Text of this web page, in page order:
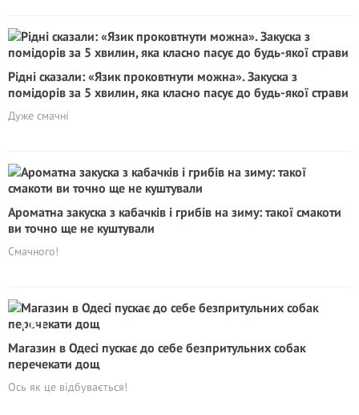
Рідні сказали: «Язик проковтнути можна». Закуска з
помідорів за 5 хвилин, яка класно пасує до будь-якої страви
Дуже смачні
Ароматна закуска з кабачків і грибів на зиму: такої смакоти
ви точно ще не куштували
Смачного!
Магазин в Одесі пускає до себе безпритульних собак
перечекати дощ
Ось як це відбувається!